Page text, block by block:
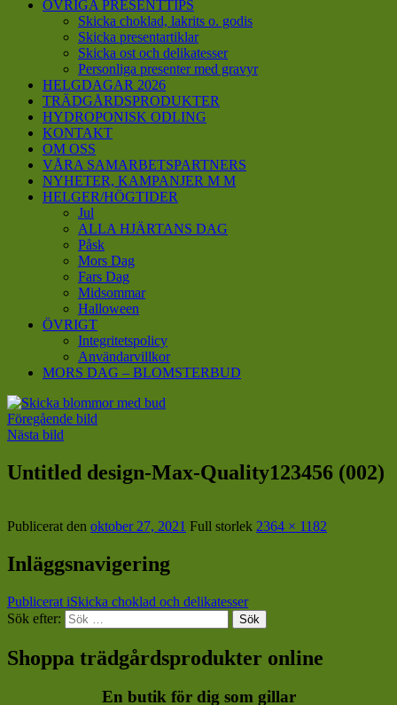
ÖVRIGA PRESENTTIPS
Skicka choklad, lakrits o. godis
Skicka presentartiklar
Skicka ost och delikatesser
Personliga presenter med gravyr
HELGDAGAR 2026
TRÄDGÅRDSPRODUKTER
HYDROPONISK ODLING
KONTAKT
OM OSS
VÅRA SAMARBETSPARTNERS
NYHETER, KAMPANJER M M
HELGER/HÖGTIDER
Jul
ALLA HJÄRTANS DAG
Påsk
Mors Dag
Fars Dag
Midsommar
Halloween
ÖVRIGT
Integritetspolicy
Användarvillkor
MORS DAG – BLOMSTERBUD
Föregående bild
Nästa bild
Untitled design-Max-Quality123456 (002)
Publicerat den oktober 27, 2021 Full storlek 2364 × 1182
Inläggsnavigering
Publicerat iSkicka choklad och delikatesser
Sök efter:
Sök
Shoppa trädgårdsprodukter online
En butik för dig som gillar